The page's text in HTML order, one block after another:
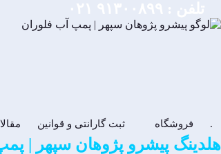
. فروشگاه ثبت گارانتی و قوانین
هلدینگ پیشرو پژوهان سپهر |